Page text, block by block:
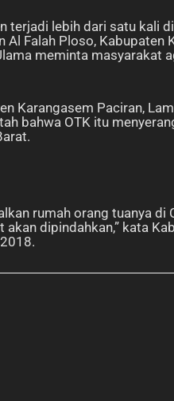
terjadi lebih dari satu kali
Falah Ploso, Kabupaten
meminta masyarakat
Karangasem Paciran,
bahwa OTK itu
rumah orang tuanya di
dipindahkan,” kata